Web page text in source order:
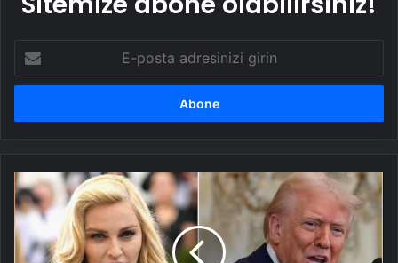
posta
adresinizi
Türkiye'de
olsa
Madonna
tutuklanırdı!
Ünlü